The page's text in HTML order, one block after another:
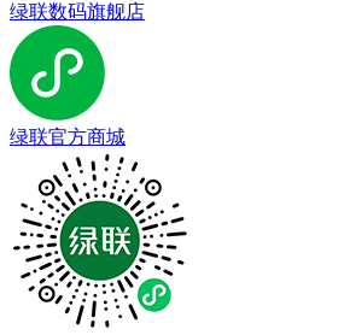
绿联数码旗舰店
绿联官方商城